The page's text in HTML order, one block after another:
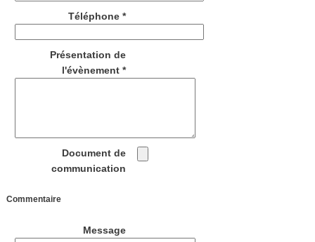
Téléphone *
Présentation de
l'évènement *
Document de
communication
Commentaire
Message